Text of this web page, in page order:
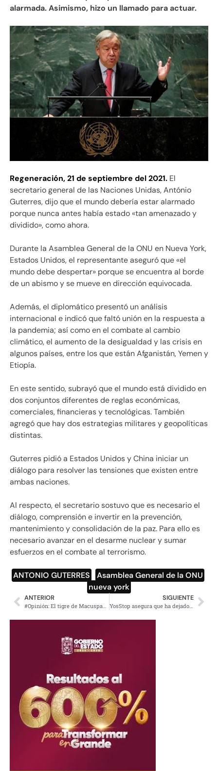
alarmada. Asimismo, hizo un llamado para actuar.
Regeneración,21 de septiembre del 2021. El
secretario general de las Naciones Unidas, António
Guterres, dijo que el mundo debería estar alarmado
porque nunca antes había estado «tan amenazado y
dividido», como ahora.
Durante la Asamblea General de la ONU en Nueva York,
Estados Unidos, el representante aseguró que «el
mundo debe despertar» porque se encuentra al borde
de un abismo y se mueve en dirección equivocada.
Además, el diplomático presentó un análisis
internacional e indicó que faltó unión en la respuesta a
la pandemia; así como en el combate al cambio
climático, el aumento de la desigualdad y las crisis en
algunos países, entre los que están Afganistán, Yemen y
Etiopía.
En este sentido, subrayó que el mundo está dividido en
dos conjuntos diferentes de reglas económicas,
comerciales, financieras y tecnológicas. También
agregó que hay dos estrategias militares y geopolíticas
distintas.
Guterres pidió a Estados Unidos y China iniciar un
diálogo para resolver las tensiones que existen entre
ambas naciones.
Al respecto, el secretario sostuvo que es necesario el
diálogo, comprensión e invertir en la prevención,
mantenimiento y consolidación de la paz. Para ello es
necesario avanzar en el desarme nuclear y sumar
esfuerzos en el combate al terrorismo.
ANTONIO GUTERRES Asamblea General de la ONU
nueva york
ANTERIOR
#Opinión: El tigre de Macuspana y el dragón irrumpen en la CELAC
SIGUIENTE
YosStop asegura que ha dejado atrás el enojo estando en la cárcel